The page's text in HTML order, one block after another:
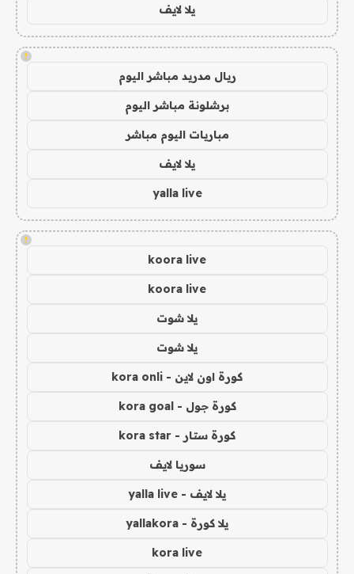
يلا لايف
!
ريال مدريد مباشر اليوم
برشلونة مباشر اليوم
مباريات اليوم مباشر
يلا لايف
yalla live
!
koora live
koora live
يلا شوت
يلا شوت
كورة اون لاين - kora onli
كورة جول - kora goal
كورة ستار - kora star
سوريا لايف
يلا لايف - yalla live
يلا كورة - yallakora
kora live